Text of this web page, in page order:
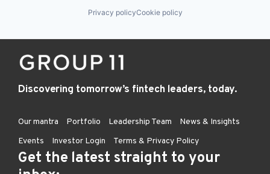
Privacy policyCookie policy
Discovering tomorrow’s fintech leaders, today.
Our mantra Portfolio Leadership Team
News & Insights
Events
Investor Login Terms & Privacy Policy
Get the latest straight to your